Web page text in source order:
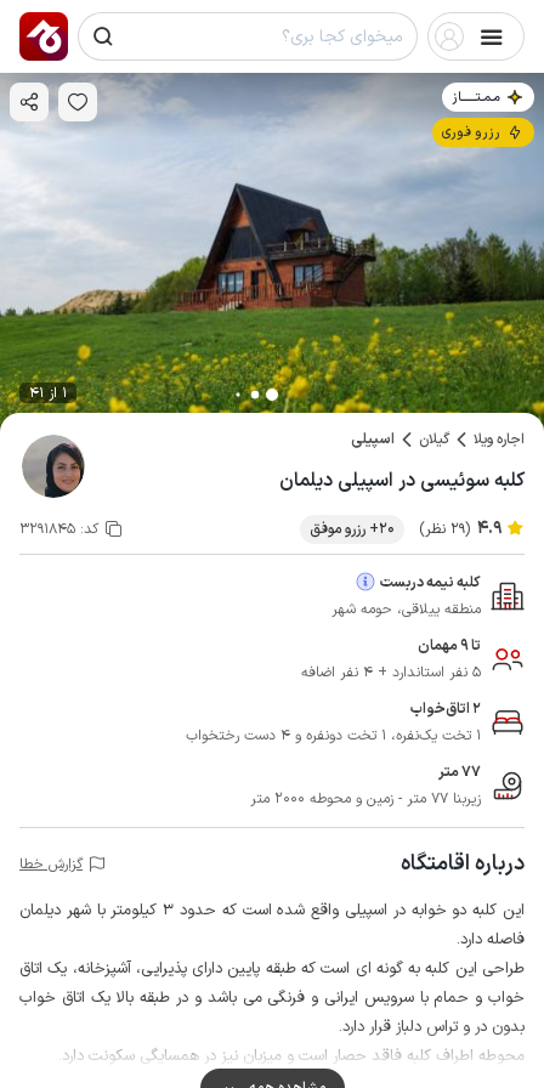
مـمـتــــــاز
رزرو فوری
1 از 41
اجاره ویلا گیلان اسپیلی
کلبه سوئیسی در اسپیلی دیلمان
4.9 (29 نظر) 20+ رزرو موفق کد: 3291845
کلبه نیمه دربست
منطقه ییلاقی، حومه شهر
تا 9 مهمان
5 نفر استاندارد + 4 نفر اضافه
2 اتاق‌خواب
1 تخت یک‌نفره، 1 تخت دونفره و 4 دست رختخواب
77 متر
زیربنا 77 متر - زمین و محوطه 2000 متر
درباره اقامتگاه گزارش خطا
این کلبه دو خوابه در اسپیلی واقع شده است که حدود 3 کیلومتر با شهر دیلمان
فاصله دارد.
طراحی این کلبه به گونه ای است که طبقه پایین دارای پذیرایی، آشپزخانه، یک اتاق
خواب و حمام با سرویس ایرانی و فرنگی می باشد و در طبقه بالا یک اتاق خواب
بدون در و تراس دلباز قرار دارد.
محوطه اطراف کلبه فاقد حصار است و میزبان نیز در همسایگی سکونت دارد.